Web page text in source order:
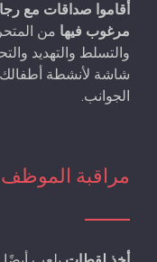
أقاموا صداقات مع
مرغوب فيها من
والتسلط والتهديد
شاشة لأنشطة
الجوانب.
مراقبة الموظف